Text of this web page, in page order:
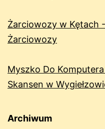
Żarciowozy w Kętach
Żarciowozy
Myszko Do
Skansen w
Archiwum